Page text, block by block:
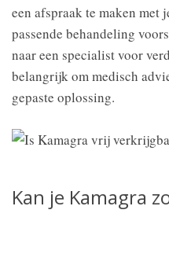
een afspraak te maken met
passende behandeling
naar een specialist voor
belangrijk om medisch
gepaste oplossing.
Kan je Kamagra